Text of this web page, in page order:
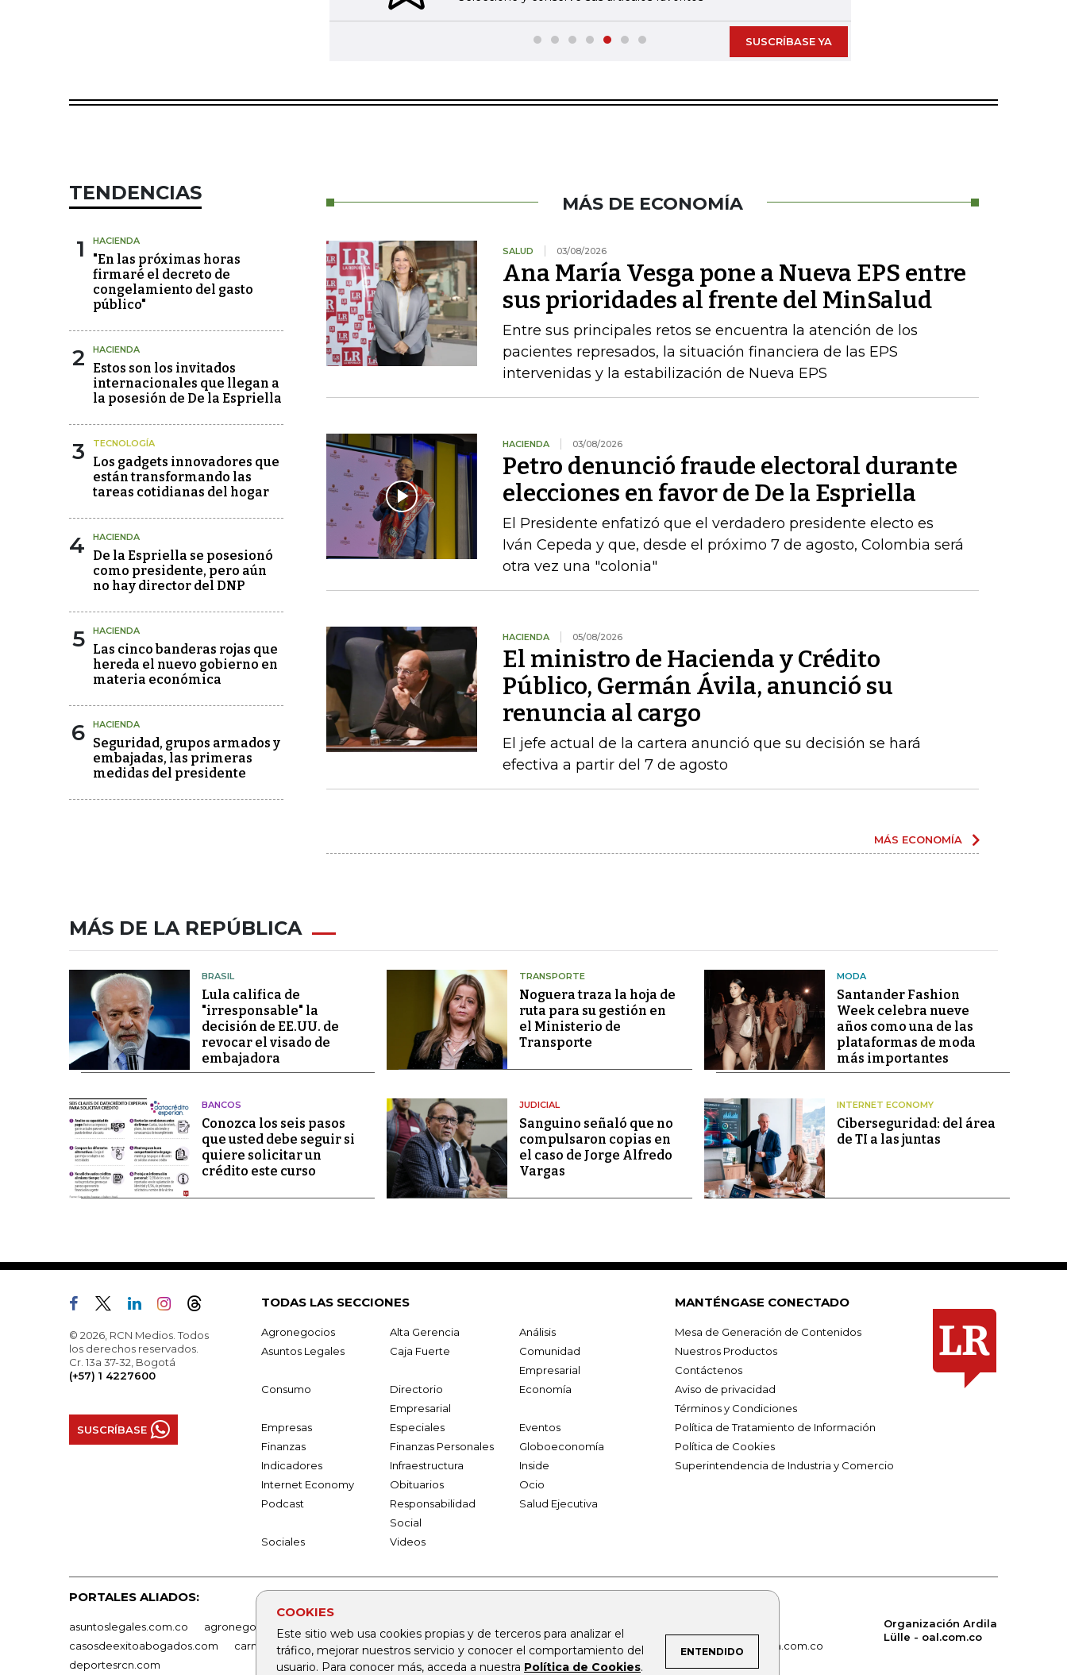
COOKIES
Este sitio web usa cookies propias y de terceros para analizar el
tráfico, mejorar nuestros servicio y conocer el comportamiento del
usuario. Para conocer más, acceda a nuestra Política de Cookies.
ENTENDIDO
SUSCRÍBASE YA
TENDENCIAS
1 HACIENDA
"En las próximas horas
firmaré el decreto de
congelamiento del gasto
público"
2 HACIENDA
Estos son los invitados
internacionales que llegan a
la posesión de De la Espriella
3 TECNOLOGÍA
Los gadgets innovadores que
están transformando las
tareas cotidianas del hogar
4 HACIENDA
De la Espriella se posesionó
como presidente, pero aún
no hay director del DNP
5 HACIENDA
Las cinco banderas rojas que
hereda el nuevo gobierno en
materia económica
6 HACIENDA
Seguridad, grupos armados y
embajadas, las primeras
medidas del presidente
MÁS DE ECONOMÍA
SALUD 03/08/2026
Ana María Vesga pone a Nueva EPS entre
sus prioridades al frente del MinSalud
Entre sus principales retos se encuentra la atención de los
pacientes represados, la situación financiera de las EPS
intervenidas y la estabilización de Nueva EPS
HACIENDA 03/08/2026
Petro denunció fraude electoral durante
elecciones en favor de De la Espriella
El Presidente enfatizó que el verdadero presidente electo es
Iván Cepeda y que, desde el próximo 7 de agosto, Colombia será
otra vez una "colonia"
HACIENDA 05/08/2026
El ministro de Hacienda y Crédito
Público, Germán Ávila, anunció su
renuncia al cargo
El jefe actual de la cartera anunció que su decisión se hará
efectiva a partir del 7 de agosto
MÁS ECONOMÍA
MÁS DE LA REPÚBLICA
BRASIL
Lula califica de
"irresponsable" la
decisión de EE.UU. de
revocar el visado de
embajadora
TRANSPORTE
Noguera traza la hoja de
ruta para su gestión en
el Ministerio de
Transporte
MODA
Santander Fashion
Week celebra nueve
años como una de las
plataformas de moda
más importantes
BANCOS
Conozca los seis pasos
que usted debe seguir si
quiere solicitar un
crédito este curso
JUDICIAL
Sanguino señaló que no
compulsaron copias en
el caso de Jorge Alfredo
Vargas
INTERNET ECONOMY
Ciberseguridad: del área
de TI a las juntas
© 2026, RCN Medios. Todos
los derechos reservados.
Cr. 13a 37-32, Bogotá
(+57) 1 4227600
SUSCRÍBASE
TODAS LAS SECCIONES
Agronegocios Alta Gerencia
Análisis
Asuntos Legales
Caja Fuerte
Comunidad
Empresarial
Consumo
Directorio
Empresarial
Economía
Empresas Especiales
Eventos
Finanzas
Finanzas Personales
Globoeconomía
Indicadores
Infraestructura
Inside
Internet Economy
Obituarios
Ocio
Podcast
Responsabilidad
Social
Salud Ejecutiva
Sociales Videos
MANTÉNGASE CONECTADO
Mesa de Generación de Contenidos
Nuestros Productos
Contáctenos
Aviso de privacidad
Términos y Condiciones
Política de Tratamiento de Información
Política de Cookies
Superintendencia de Industria y Comercio
PORTALES ALIADOS:
asuntoslegales.com.co agronegocios.co empresas.larepublica.co firmasdeabogados.com
bolsaencolombia.com
casosdeexitoabogados.com
carnavalindustriacultural.com canalrcn.com rcnradio.com noticiasrcn.com lafm.com.co
alerta.com.co
deportesrcn.com
Organización Ardila
Lülle - oal.com.co